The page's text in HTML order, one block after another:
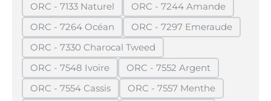
ORC - 7133 Naturel
(Diese Option ist zurzeit nicht verfügbar.)
ORC - 7244 Amande
(Diese Option ist
ORC - 7264 Océan
(Diese Option ist zurzeit nicht verfügbar.)
ORC - 7297 Emeraude
(Diese Option ist
ORC - 7330 Charocal Tweed
(Diese Option ist zurzeit nicht verfügbar.)
ORC - 7548 Ivoire
(Diese Option ist zurzeit nicht verfügbar.)
ORC - 7552 Argent
(Diese Option ist zurzeit
ORC - 7554 Cassis
(Diese Option ist zurzeit nicht verfügbar.)
ORC - 7557 Menthe
(Diese Option ist zurzeit